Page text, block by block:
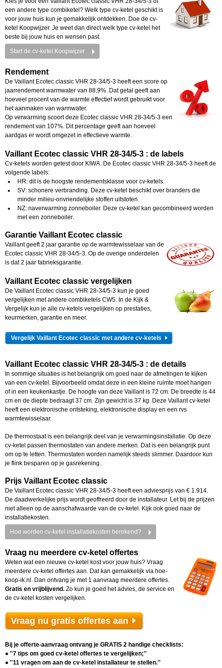
een andere type combiketel? Welk type cv-ketel geschikt is
voor jouw huis kun je gemakkelijk ontdekken. Doe de cv-
ketel Koopwijzer. Je weet dan direct welk type cv-ketel het
beste bij jouw huis en wensen past.
Start de cv-ketel Koopwijzer
Rendement
De Vaillant Ecotec classic VHR 28-34/5-3 heeft een score op
jaarrendement warmwater van 88,9%. Dat getal geeft aan
hoeveel procent van de warmte effectief wordt gebruikt voor
het aanmaken van warmwater.
Op verwarming scoort deze Ecotec classic VHR 28-34/5-3 een
rendement van 107%. Dit percentage geeft aan hoeveel
aardgas er wordt omgezet in effectieve warmte.
Vaillant Ecotec classic VHR 28-34/5-3 : de labels
Cv-ketels worden getest door KIWA. De Ecotec classic VHR 28-34/5-3 heeft de
volgende labels:
HR: dit is de hoogste rendementsklasse voor cv-ketels.
SV: schonere verbranding. Deze cv-ketel beschikt over branders die
minder milieu-onvriendelijke stoffen uitstoten.
NZ: naverwarming zonneboiler. Deze cv-ketel kan gecombineerd worden
met een zonneboiler.
Garantie Vaillant Ecotec classic
Vaillant geeft 2 jaar garantie op de warmtewisselaar van de
Ecotec classic VHR 28-34/5-3. Op de overige onderdelen
is dat 2 jaar fabrieksgarantie.
Vaillant Ecotec classic vergelijken
De Vaillant Ecotec classic VHR 28-34/5-3 kun je goed
vergelijken met andere combiketels CW5. In de Kijk &
Vergelijk kun je alle cv-ketels vergelijken op prestaties,
keurmerken, garantie en meer.
Vergelijk Vaillant Ecotec classic met andere cv-ketels
Vaillant Ecotec classic VHR 28-34/5-3 : de details
In sommige situaties is het belangrijk om goed naar de afmetingen te kijken
van een cv-ketel. Bijvoorbeeld omdat deze in een kleine ruimte moet hangen
of in een keukenkastje. De hoogte van deze Vaillant is 72 cm. De breedte is 44
cm en de diepte bedraagt 37 cm. Zijn gewicht is 37 kg. Deze Vaillant cv-ketel
heeft een elektronische ontsteking, elektronische display en een rvs
warmtewisselaar.
De thermostaat is een belangrijk deel van je verwarmingsinstallatie. Op deze
cv-ketel passen thermostaten van andere merken. Dat is een belangrijk punt
om op te letten. Thermostaten worden namelijk steeds slimmer. Daardoor kun
je flink besparen op je gasrekening.
Prijs Vaillant Ecotec classic
De Vaillant Ecotec classic VHR 28-34/5-3 heeft een adviesprijs van € 1.914.
De daadwerkelijke prijs wordt geoffreerd door de installateur. Let bij de prijzen
niet alleen op de aanschafwaarde van de cv-ketel. Kijk ook goed naar de
installatiekosten.
Hoe worden cv-ketel installatiekosten berekend?
Vraag nu meerdere cv-ketel offertes
Weten wat een nieuwe cv-ketel kost voor jouw huis? Vraag
meerdere cv-ketel offertes aan. Dat kan gemakkelijk via hoe-
koop-ik.nl. Dan ontvang je met 1 aanvraag meerdere offertes.
Gratis en vrijblijvend. Zo kun je goed het advies, de service en
de cv-ketel kosten vergelijken.
Vraag nu gratis offertes aan
Bij je offerte-aanvraag ontvang je GRATIS 2 handige checklists:
● ''7 tips om goed cv-ketel offertes te vergelijken;''
● ''11 vragen om aan de cv-ketel installateur te stellen.''